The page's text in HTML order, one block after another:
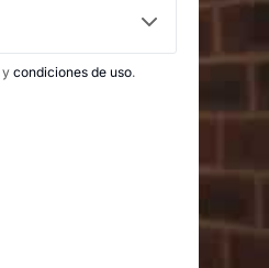
y condiciones de uso.